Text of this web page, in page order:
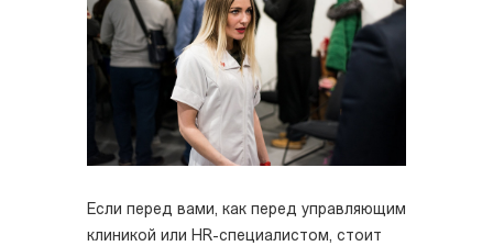
Если перед вами, как перед управляющим
клиникой или HR-специалистом, стоит